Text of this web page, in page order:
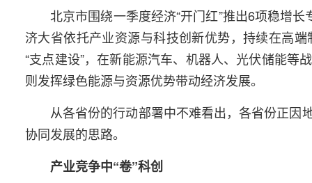
北京市围绕一季度经济“开门红”推出6项稳增
济大省依托产业资源与科技创新优势，持续在高
“支点建设”，在新能源汽车、机器人、光伏储能
则发挥绿色能源与资源优势带动经济发展。
从各省份的行动部署中不难看出，各省份正因
协同发展的思路。
产业竞争中“卷”科创